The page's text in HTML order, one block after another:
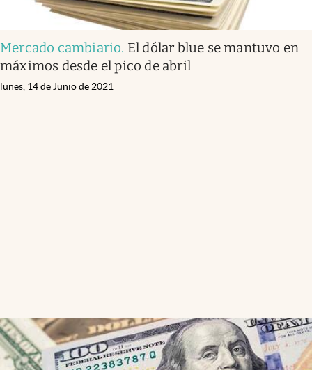
Mercado cambiario. El dólar blue se mantuvo en
máximos desde el pico de abril
lunes, 14 de Junio de 2021